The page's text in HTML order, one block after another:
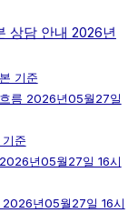
상담 안내 2026년
기준
름 2026년05월27일
준
년05월27일 16시
2026년05월27일 16시